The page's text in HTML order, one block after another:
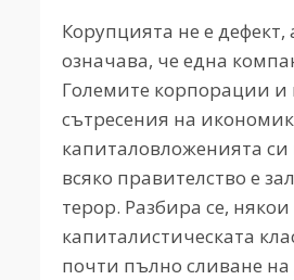
Корупцията не е
означава, че една
Големите корпорации и
сътресения на
капиталовложенията
всяко правителство е
терор. Разбира се,
капиталистическата
почти пълно сливане